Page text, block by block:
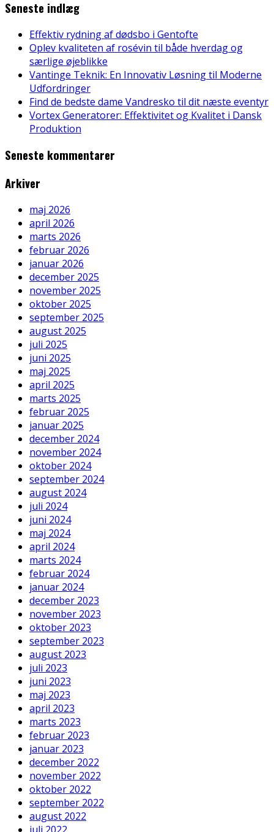
Seneste indlæg
Effektiv rydning af dødsbo i Gentofte
Oplev kvaliteten af rosévin til både hverdag og
særlige øjeblikke
Vantinge Teknik: En Innovativ Løsning til Moderne
Udfordringer
Find de bedste dame Vandresko til dit næste eventyr
Vortex Generatorer: Effektivitet og Kvalitet i Dansk
Produktion
Seneste kommentarer
Arkiver
maj 2026
april 2026
marts 2026
februar 2026
januar 2026
december 2025
november 2025
oktober 2025
september 2025
august 2025
juli 2025
juni 2025
maj 2025
april 2025
marts 2025
februar 2025
januar 2025
december 2024
november 2024
oktober 2024
september 2024
august 2024
juli 2024
juni 2024
maj 2024
april 2024
marts 2024
februar 2024
januar 2024
december 2023
november 2023
oktober 2023
september 2023
august 2023
juli 2023
juni 2023
maj 2023
april 2023
marts 2023
februar 2023
januar 2023
december 2022
november 2022
oktober 2022
september 2022
august 2022